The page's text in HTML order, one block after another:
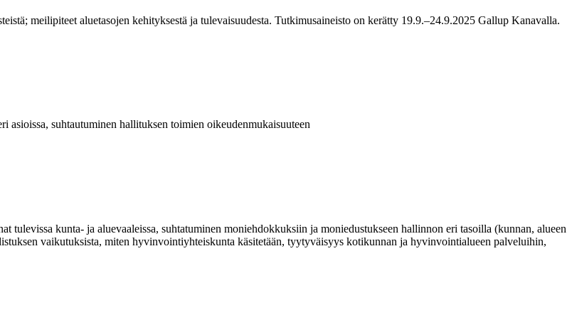
meilipiteet aluetasojen kehityksestä ja tulevaisuudesta. Tutkimusaineisto on kerätty 19.9.–24.9.2025 Gallup Kanavalla.
suhtautuminen hallituksen toimien oikeudenmukaisuuteen
tulevissa kunta- ja aluevaaleissa, suhtatuminen moniehdokkuksiin ja moniedustukseen hallinnon eri tasoilla (kunnan, alueen
vaikutuksista, miten hyvinvointiyhteiskunta käsitetään, tyytyväisyys kotikunnan ja hyvinvointialueen palveluihin,